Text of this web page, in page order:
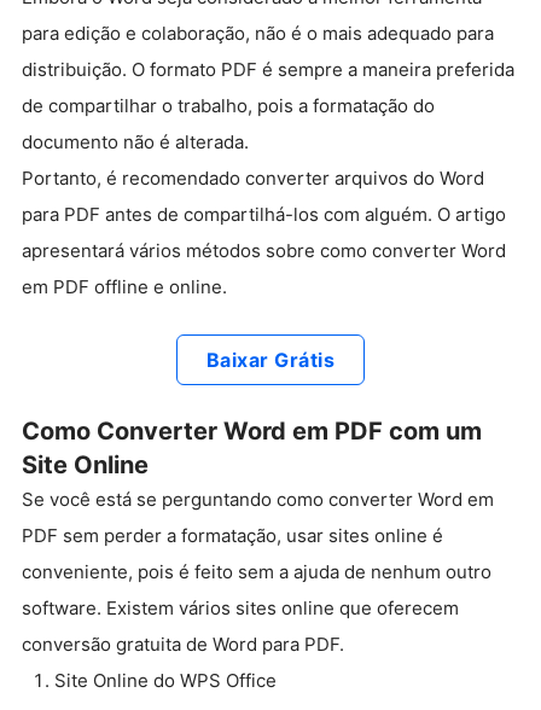
para edição e colaboração, não é o mais adequado para
distribuição. O formato PDF é sempre a maneira preferida
de compartilhar o trabalho, pois a formatação do
documento não é alterada.
Portanto, é recomendado converter arquivos do Word
para PDF antes de compartilhá-los com alguém. O artigo
apresentará vários métodos sobre como converter Word
em PDF offline e online.
Baixar Grátis
Como Converter Word em PDF com um
Site Online
Se você está se perguntando como converter Word em
PDF sem perder a formatação, usar sites online é
conveniente, pois é feito sem a ajuda de nenhum outro
software. Existem vários sites online que oferecem
conversão gratuita de Word para PDF.
Site Online do WPS Office